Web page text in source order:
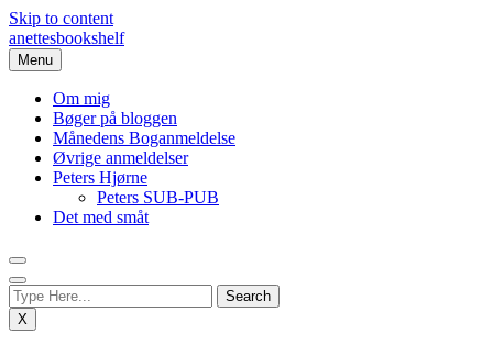
Skip to content
anettesbookshelf
Menu
Om mig
Bøger på bloggen
Månedens Boganmeldelse
Øvrige anmeldelser
Peters Hjørne
Peters SUB-PUB
Det med småt
X